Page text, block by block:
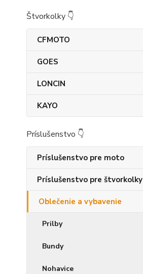
Štvorkolky 👇
CFMOTO
GOES
LONCIN
KAYO
Príslušenstvo 👇
Príslušenstvo pre moto
Príslušenstvo pre štvorkolky
Oblečenie a vybavenie
Prilby
Bundy
Nohavice